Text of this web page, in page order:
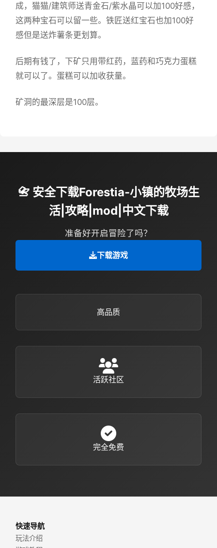
成，猫猫/建筑师送青金石/紫水晶可以加100好感，
这两种宝石可以留一些。铁匠送红宝石也加100好
感但是送炸薯条更划算。
后期有钱了，下矿只用带红药，蓝药和巧克力蛋糕
就可以了。蛋糕可以加收获量。
矿洞的最深层是100层。
📇 安全下载Forestia-小镇的牧场生
活|攻略|mod|中文下载
准备好开启冒险了吗？
下载游戏
高品质
活跃社区
完全免费
快速导航
玩法介绍